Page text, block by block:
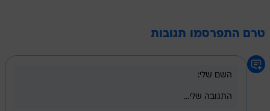
טרם התפרסמו תגובות